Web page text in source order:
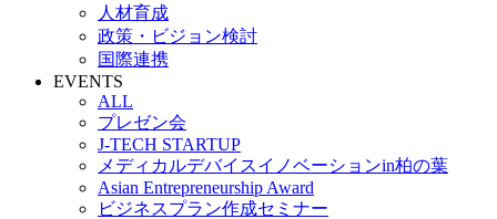
人材育成
政策・ビジョン検討
国際連携
EVENTS
ALL
プレゼン会
J-TECH STARTUP
メディカルデバイスイノベーションin柏の葉
Asian Entrepreneurship Award
ビジネスプラン作成セミナー